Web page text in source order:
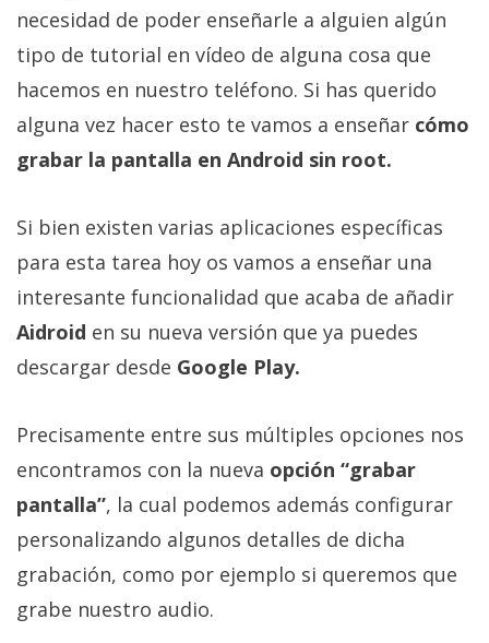
Profesional
+
Más
temas
Foros
Contacto
/
Sobre
/
Publicidad
/
Cambiar
opciones
de
privacidad
necesidad de poder enseñarle a alguien algún
tipo de tutorial en vídeo de alguna cosa que
hacemos en nuestro teléfono. Si has querido
alguna vez hacer esto te vamos a enseñar cómo
grabar la pantalla en Android sin root.
Si bien existen varias aplicaciones específicas
para esta tarea hoy os vamos a enseñar una
interesante funcionalidad que acaba de añadir
Aidroid en su nueva versión que ya puedes
descargar desde Google Play.
Precisamente entre sus múltiples opciones nos
encontramos con la nueva opción “grabar
pantalla”, la cual podemos además configurar
personalizando algunos detalles de dicha
grabación, como por ejemplo si queremos que
grabe nuestro audio.